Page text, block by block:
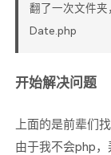
翻了一次文件
Date.php
开始解决问题
上面的是前辈们
由于我不会php